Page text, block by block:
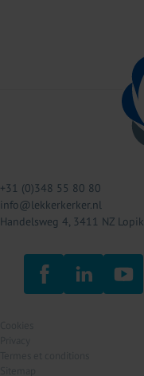
+31 (0)348 55 80 80
info@lekkerkerker.nl
Handelsweg 4, 3411 NZ Lopik